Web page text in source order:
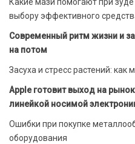
выбору эффективного
Современный ритм жизни и
на потом
Засуха и стресс растений:
Apple готовит выход на
линейкой носимой
Ошибки при покупке
оборудования